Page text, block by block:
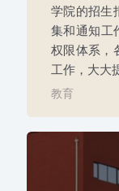
学院的招生
集和通知工
权限体系，
工作，大大
教育